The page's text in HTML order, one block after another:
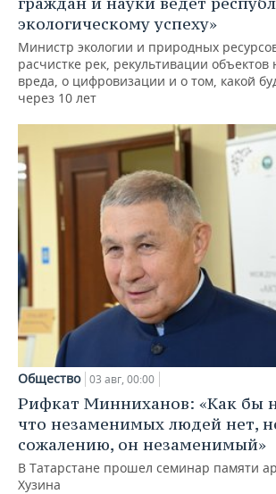
экологическому успеху»
Министр экологии и природных
расчистке рек, рекультивации объектов
вреда, о цифровизации и о том, какой
через 10 лет
Общество 03 авг, 00:00
Рифкат Минниханов: «Как бы
что незаменимых людей нет,
сожалению, он незаменимый»
В Татарстане прошел семинар памяти
Хузина